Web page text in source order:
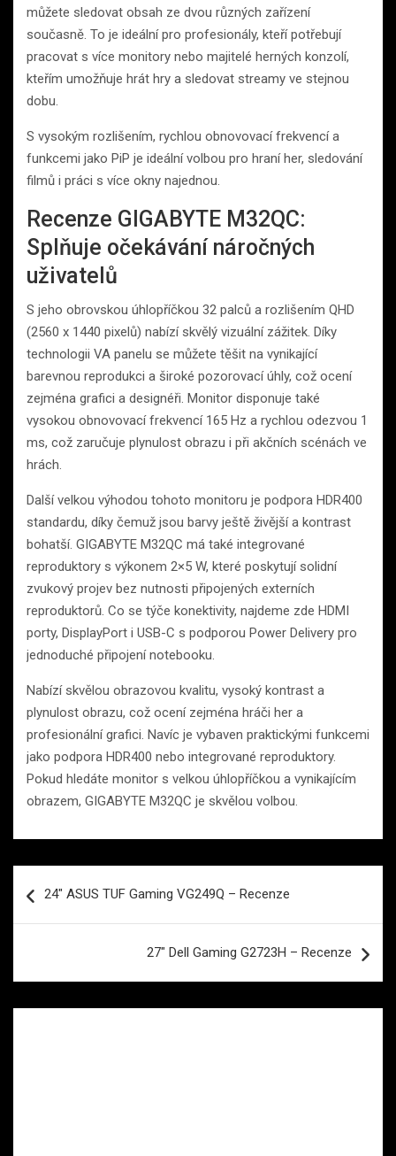
můžete sledovat obsah ze dvou různých zařízení
současně. To je ideální pro profesionály, kteří potřebují
pracovat s více monitory nebo majitelé herných konzolí,
kteřím umožňuje hrát hry a sledovat streamy ve stejnou
dobu.
S vysokým rozlišením, rychlou obnovovací frekvencí a
funkcemi jako PiP je ideální volbou pro hraní her, sledování
filmů i práci s více okny najednou.
Recenze GIGABYTE M32QC:
Splňuje očekávání náročných
uživatelů
S jeho obrovskou úhlopříčkou 32 palců a rozlišením QHD
(2560 x 1440 pixelů) nabízí skvělý vizuální zážitek. Díky
technologii VA panelu se můžete těšit na vynikající
barevnou reprodukci a široké pozorovací úhly, což ocení
zejména grafici a designéři. Monitor disponuje také
vysokou obnovovací frekvencí 165 Hz a rychlou odezvou 1
ms, což zaručuje plynulost obrazu i při akčních scénách ve
hrách.
Další velkou výhodou tohoto monitoru je podpora HDR400
standardu, díky čemuž jsou barvy ještě živější a kontrast
bohatší. GIGABYTE M32QC má také integrované
reproduktory s výkonem 2×5 W, které poskytují solidní
zvukový projev bez nutnosti připojených externích
reproduktorů. Co se týče konektivity, najdeme zde HDMI
porty, DisplayPort i USB-C s podporou Power Delivery pro
jednoduché připojení notebooku.
Nabízí skvělou obrazovou kvalitu, vysoký kontrast a
plynulost obrazu, což ocení zejména hráči her a
profesionální grafici. Navíc je vybaven praktickými funkcemi
jako podpora HDR400 nebo integrované reproduktory.
Pokud hledáte monitor s velkou úhlopříčkou a vynikajícím
obrazem, GIGABYTE M32QC je skvělou volbou.
pro24″ ASUS TUF Gaming VG249Q – Recenze
27″ Dell Gaming G2723H – Recenze